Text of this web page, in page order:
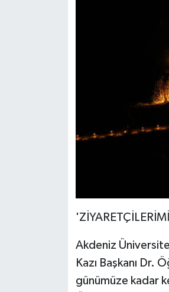
Akdeniz
Kazı Başkanı
günümüze kadar